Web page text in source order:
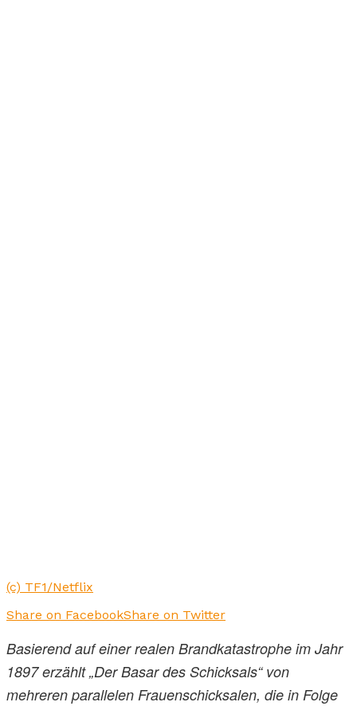
(c) TF1/Netflix
Share on FacebookShare on Twitter
Basierend auf einer realen Brandkatastrophe im Jahr
1897 erzählt „Der Basar des Schicksals“ von
mehreren parallelen Frauenschicksalen, die in Folge